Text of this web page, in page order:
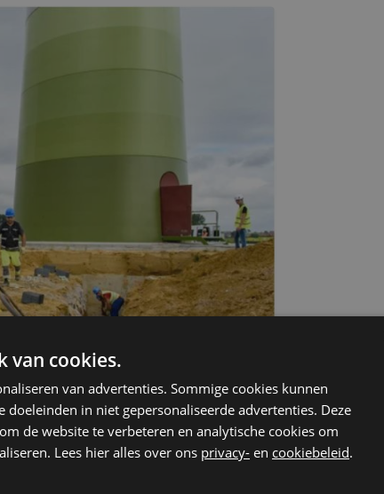
van cookies.
van advertenties. Sommige cookies kunnen
in niet gepersonaliseerde advertenties. Deze
de website te verbeteren en analytische cookies om
Lees hier alles over ons privacy- en cookiebeleid.